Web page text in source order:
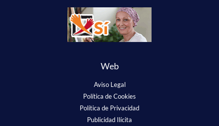
Web
Aviso Legal
Política de Cookies
Política de Privacidad
Publicidad Ilícita